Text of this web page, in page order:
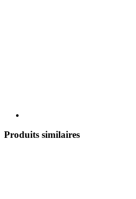
Produits similaires